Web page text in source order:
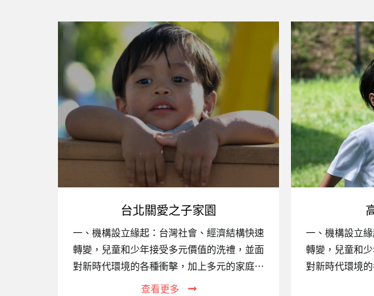
台北關愛之子家園
一、機構設立緣起：台灣社會、經濟結構快速
轉變，兒童和少年接受多元價值的洗禮，並面
對新時代環境的各種衝擊，加上多元的家庭組
織結構變遷，許多家庭原本的功能銳減，不但
查看更多
一、機構設立
轉變，兒童和
對新時代環境
織結構變遷，